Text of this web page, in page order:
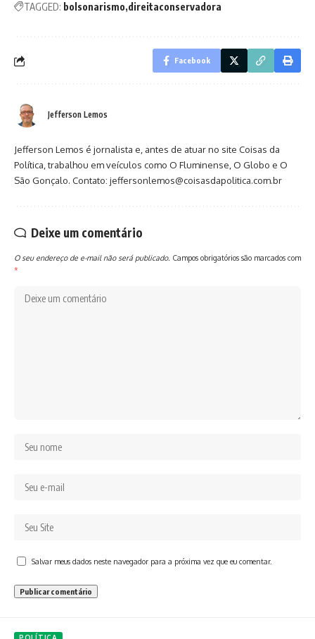
TAGGED: bolsonarismo direitaconservadora
Facebook
Jefferson Lemos
Jefferson Lemos é jornalista e, antes de atuar no site Coisas da
Política, trabalhou em veículos como O Fluminense, O Globo e O
São Gonçalo. Contato: jeffersonlemos@coisasdapolitica.com.br
Deixe um comentário
O seu endereço de e-mail não será publicado. Campos obrigatórios são marcados com
*
Salvar meus dados neste navegador para a próxima vez que eu comentar.